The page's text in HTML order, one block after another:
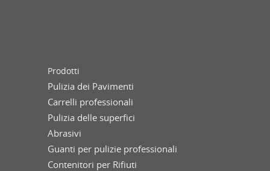
Prodotti
Pulizia dei Pavimenti
Carrelli professionali
Pulizia delle superfici
Abrasivi
Guanti per pulizie professionali
Contenitori per Rifiuti